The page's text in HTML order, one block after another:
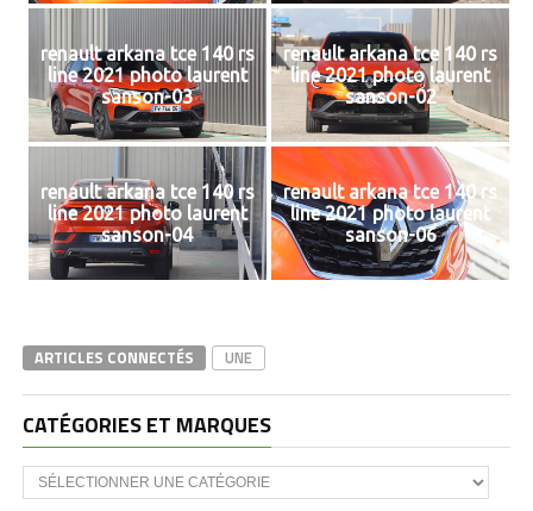
renault arkana tce 140 rs
line 2021 photo laurent
sanson-03
renault arkana tce 140 rs
line 2021 photo laurent
sanson-02
renault arkana tce 140 rs
line 2021 photo laurent
sanson-04
renault arkana tce 140 rs
line 2021 photo laurent
sanson-06
ARTICLES CONNECTÉS UNE
CATÉGORIES ET MARQUES
Catégories
et